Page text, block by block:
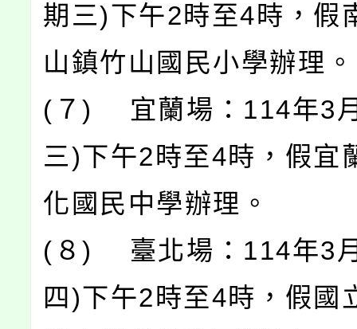
期三)下午2時至4時，假
山鎮竹山國民小學辦理。
(７) 宜蘭場：114年3
三)下午2時至4時，假宜
化國民中學辦理。
(８) 臺北場：114年3
四)下午2時至4時，假國